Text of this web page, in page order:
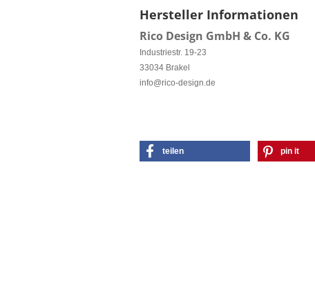
Hersteller Informationen
Rico Design GmbH & Co. KG
Industriestr. 19-23
33034 Brakel
info@rico-design.de
teilen pin it